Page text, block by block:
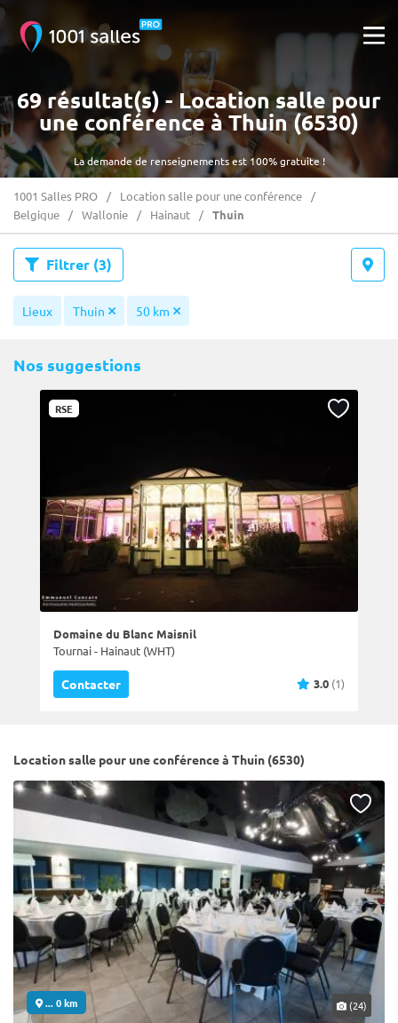
La demande de renseignements est 100% gratuite !
69 résultat(s) - Location salle pour
une conférence à Thuin (6530)
1001 Salles PRO
Location salle pour une conférence
Belgique
Wallonie Hainaut Thuin
Filtrer (3)
Lieux Thuin 50 km
Nos suggestions
RSE
Domaine du Blanc Maisnil
Tournai - Hainaut (WHT)
Contacter 3.0 (1)
Location salle pour une conférence à Thuin (6530)
... 0 km (24)